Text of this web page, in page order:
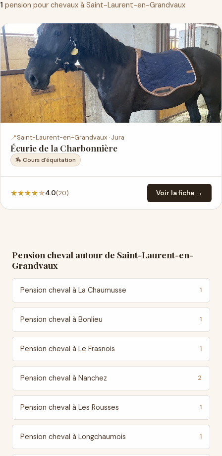
1 pension pour chevaux à Saint-Laurent-en-Grandvaux
📍Saint-Laurent-en-Grandvaux · Jura
Écurie de la Charbonnière
🏇 Cours d'équitation
★★★★★4.0(20) Voir la fiche →
Pension cheval autour de Saint-Laurent-en-
Grandvaux
Pension cheval à La Chaumusse 1
Pension cheval à Bonlieu 1
Pension cheval à Le Frasnois 1
Pension cheval à Nanchez 2
Pension cheval à Les Rousses 1
Pension cheval à Longchaumois 1